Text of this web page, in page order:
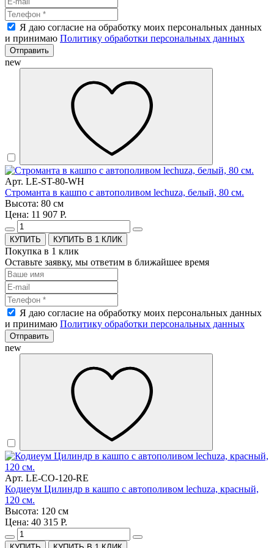
Я даю согласие на обработку моих персональных данных
и принимаю Политику обработки персональных данных
Отправить
new
Арт. LE-ST-80-WH
Строманта в кашпо с автополивом lechuza, белый, 80 см.
Высота: 80 см
Цена: 11 907 Р.
КУПИТЬ В 1 КЛИК
Покупка в 1 клик
Оставьте заявку, мы ответим в ближайшее время
Я даю согласие на обработку моих персональных данных
и принимаю Политику обработки персональных данных
Отправить
new
Арт. LE-CO-120-RE
Кодиеум Цилиндр в кашпо с автополивом lechuza, красный,
120 см.
Высота: 120 см
Цена: 40 315 Р.